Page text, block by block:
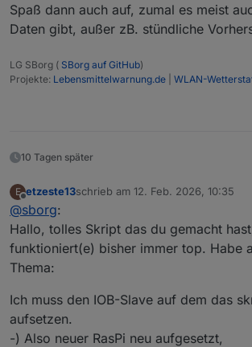
Spaß dann auch auf, zumal es meist
Daten gibt, außer zB. stündliche
LG SBorg ( SBorg auf GitHub)
Projekte: Lebensmittelwarnung.de WLAN-
10 Tagen später
E
Offline
etzeste13schrieb am 12. Feb. 2026, 10:35
zuletzt editiert von
@sborg:
Hallo, tolles Skript das du gemacht
funktioniert(e) bisher immer top. Habe
Thema:
Ich muss den IOB-Slave auf dem das
aufsetzen.
-) Also neuer RasPi neu aufgesetzt,